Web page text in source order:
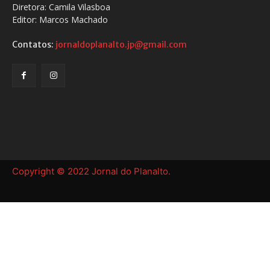
Diretora: Camila Vilasboa
Editor: Marcos Machado
Contatos: jornaldoplanalto.jp@gmail.com
Copyright © 2022 Jornal do Planalto.